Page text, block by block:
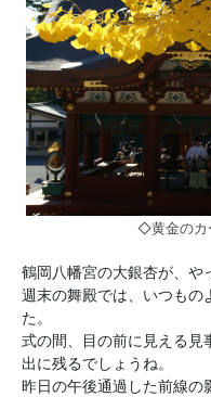
◇黄金のカ
鶴岡八幡宮の大銀杏が、や
週末の舞殿では、いつもの
た。
式の間、目の前に見える見
出に残るでしょうね。
昨日の午後通過した前線の